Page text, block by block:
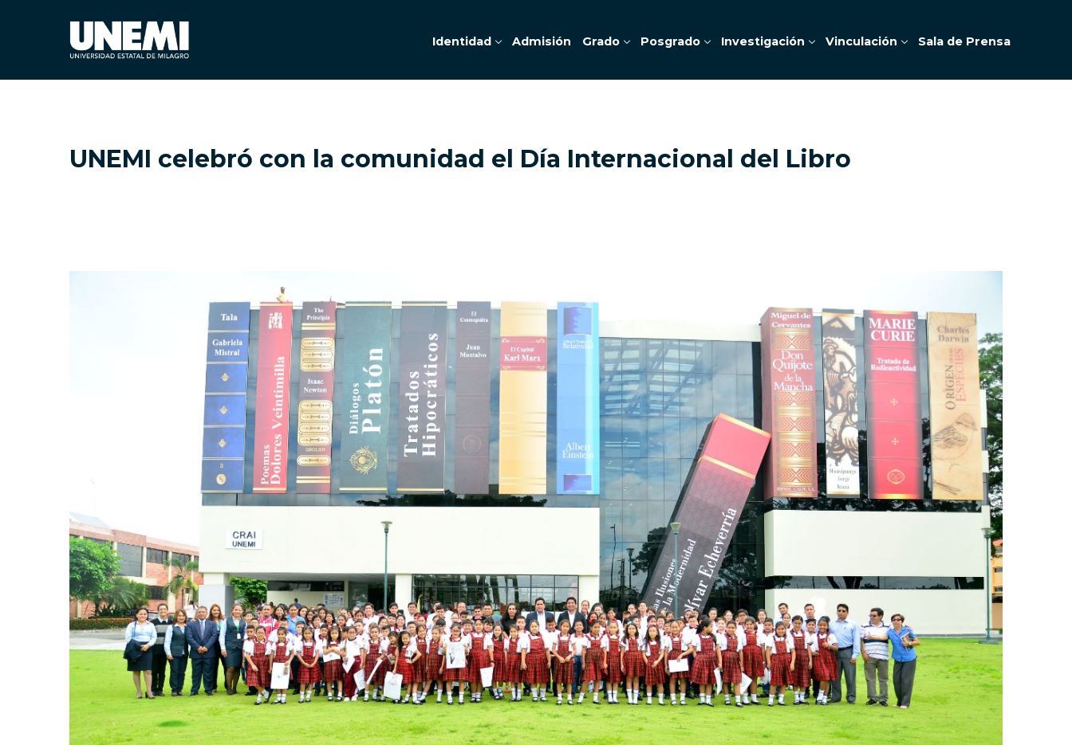
Identidad Admisión Grado Posgrado Investigación Vinculación Sala de Prensa
UNEMI celebró con la comunidad el Día Internacional del Libro